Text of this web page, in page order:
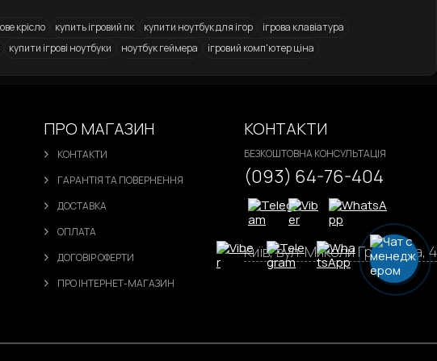
ПРО МАГАЗИН
КОНТАКТИ
ГАРАНТІЯ ТА ПОВЕРНЕННЯ
ДОСТАВКА
ОПЛАТА
ДОГОВІР ОФЕРТИ
ПРО ІНТЕРНЕТ-МАГАЗИН
КОНТАКТИ
БЕЗКОШТОВНА КОНСУЛЬТАЦІЯ
(093) 64-76-404
Київ, вул. Миколи Грінченка, 4